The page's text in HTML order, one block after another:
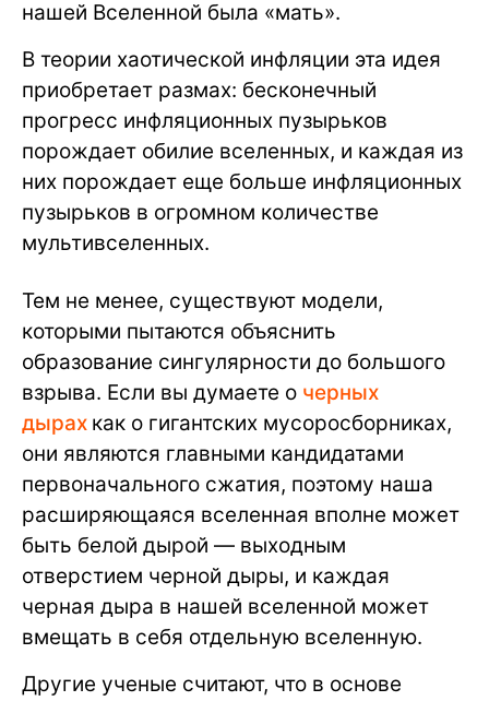
нашей Вселенной была «мать».
В теории хаотической инфляции эта идея
приобретает размах: бесконечный
прогресс инфляционных пузырьков
порождает обилие вселенных, и каждая из
них порождает еще больше инфляционных
пузырьков в огромном количестве
мультивселенных.
Тем не менее, существуют модели,
которыми пытаются объяснить
образование сингулярности до большого
взрыва. Если вы думаете о черных
дырах как о гигантских мусоросборниках,
они являются главными кандидатами
первоначального сжатия, поэтому наша
расширяющаяся вселенная вполне может
быть белой дырой — выходным
отверстием черной дыры, и каждая
черная дыра в нашей вселенной может
вмещать в себя отдельную вселенную.
Другие ученые считают, что в основе